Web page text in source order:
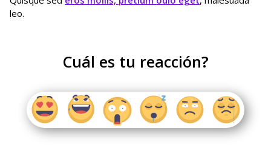
leo.
Cuál es tu reacción?